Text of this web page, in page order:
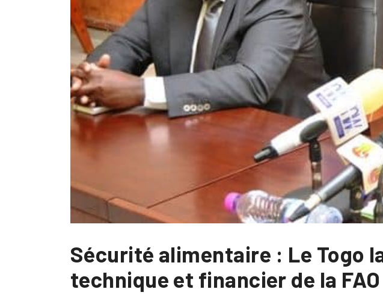
Sécurité alimentaire : Le Togo
technique et financier de la FAO